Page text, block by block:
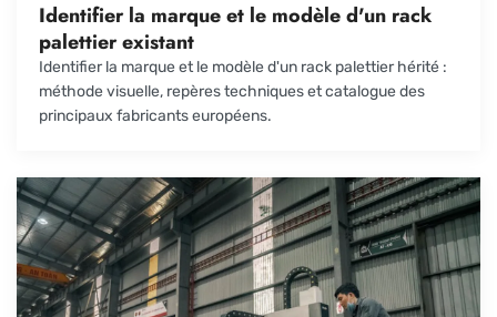
Identifier la marque et le modèle d'un rack
palettier existant
Identifier la marque et le modèle d'un rack palettier hérité :
méthode visuelle, repères techniques et catalogue des
principaux fabricants européens.